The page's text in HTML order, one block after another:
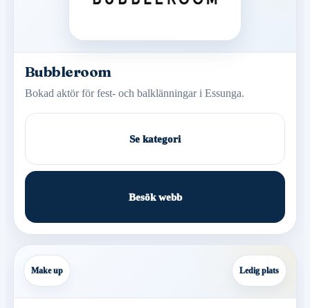
Bubbleroom
Bokad aktör för fest- och balklänningar i Essunga.
Se kategori
Besök webb
Make up Ledig plats